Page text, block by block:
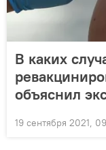
В каких
объяснил
19 сентября 2021,